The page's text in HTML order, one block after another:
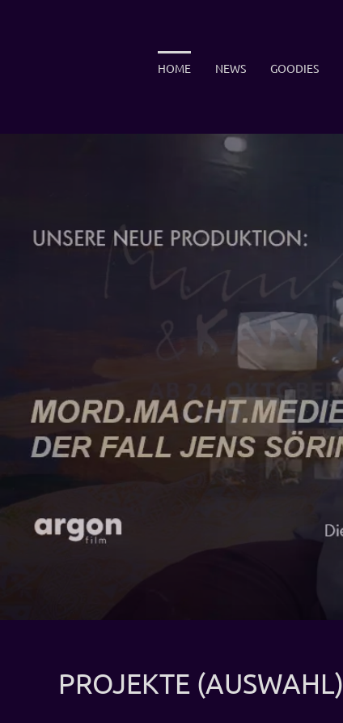
HOME NEWS GOODIES
PROJEKTE (AUSWAHL)